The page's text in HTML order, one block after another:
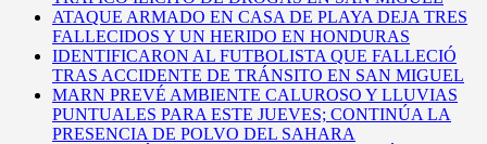
ATAQUE ARMADO EN CASA DE PLAYA DEJA TRES
FALLECIDOS Y UN HERIDO EN HONDURAS
IDENTIFICARON AL FUTBOLISTA QUE FALLECIÓ
TRAS ACCIDENTE DE TRÁNSITO EN SAN MIGUEL
MARN PREVÉ AMBIENTE CALUROSO Y LLUVIAS
PUNTUALES PARA ESTE JUEVES; CONTINÚA LA
PRESENCIA DE POLVO DEL SAHARA